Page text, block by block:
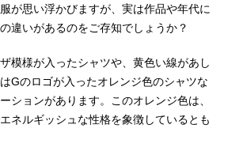
が思い浮かびますが、実は作品や年代に
違いがあるのをご存知でしょうか？
模様が入ったシャツや、黄色い線があし
Gのロゴが入ったオレンジ色のシャツな
ションがあります。このオレンジ色は、
ネルギッシュな性格を象徴しているとも